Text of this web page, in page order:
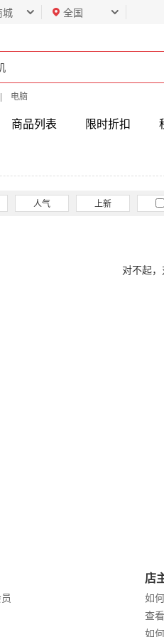
城 全国
| 电脑
商品列表 限时折扣
人气 上新
对不起
店
如
查
如